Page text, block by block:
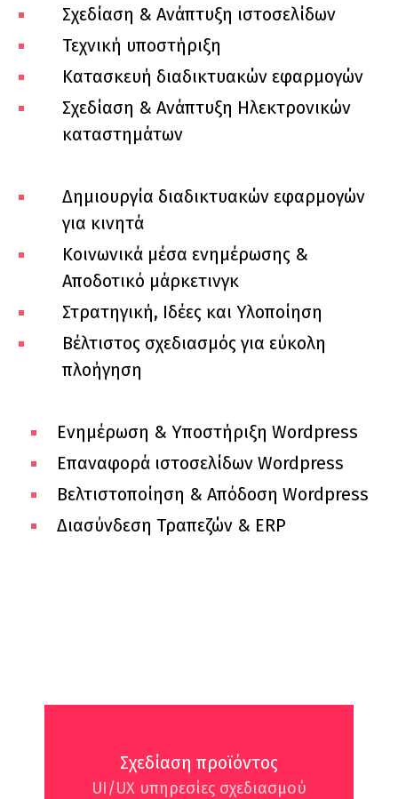
Σχεδίαση & Ανάπτυξη ιστοσελίδων
Τεχνική υποστήριξη
Κατασκευή διαδικτυακών εφαρμογών
Σχεδίαση & Ανάπτυξη Ηλεκτρονικών
καταστημάτων
Δημιουργία διαδικτυακών εφαρμογών
για κινητά
Κοινωνικά μέσα ενημέρωσης &
Αποδοτικό μάρκετινγκ
Στρατηγική, Ιδέες και Υλοποίηση
Βέλτιστος σχεδιασμός για εύκολη
πλοήγηση
Ενημέρωση & Υποστήριξη Wordpress
Επαναφορά ιστοσελίδων Wordpress
Βελτιστοποίηση & Απόδοση Wordpress
Διασύνδεση Τραπεζών & ERP
Σχεδίαση προϊόντος
UI/UX υπηρεσίες σχεδιασμού